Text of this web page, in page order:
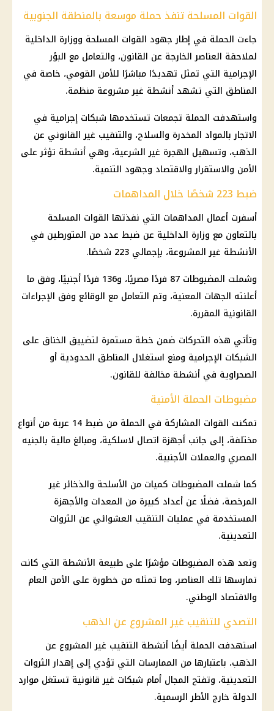
القوات المسلحة تنفذ حملة موسعة بالمنطقة الجنوبية
جاءت الحملة في إطار جهود القوات المسلحة ووزارة الداخلية
لملاحقة العناصر الخارجة عن القانون، والتعامل مع البؤر
الإجرامية التي تمثل تهديدًا مباشرًا للأمن القومي، خاصة في
المناطق التي تشهد أنشطة غير مشروعة منظمة.
واستهدفت الحملة تجمعات تستخدمها شبكات إجرامية في
الاتجار بالمواد المخدرة والسلاح، والتنقيب غير القانوني عن
الذهب، وتسهيل الهجرة غير الشرعية، وهي أنشطة تؤثر على
الأمن والاستقرار والاقتصاد وجهود التنمية.
ضبط 223 شخصًا خلال المداهمات
أسفرت أعمال المداهمات التي نفذتها القوات المسلحة
بالتعاون مع وزارة الداخلية عن ضبط عدد من المتورطين في
الأنشطة غير المشروعة، بإجمالي 223 شخصًا.
وشملت المضبوطات 87 فردًا مصريًا، و136 فردًا أجنبيًا، وفق ما
أعلنته الجهات المعنية، وتم التعامل مع الوقائع وفق الإجراءات
القانونية المقررة.
وتأتي هذه التحركات ضمن خطة مستمرة لتضييق الخناق على
الشبكات الإجرامية ومنع استغلال المناطق الحدودية أو
الصحراوية في أنشطة مخالفة للقانون.
مضبوطات الحملة الأمنية
تمكنت القوات المشاركة في الحملة من ضبط 14 عربة من أنواع
مختلفة، إلى جانب أجهزة اتصال لاسلكية، ومبالغ مالية بالجنيه
المصري والعملات الأجنبية.
كما شملت المضبوطات كميات من الأسلحة والذخائر غير
المرخصة، فضلًا عن أعداد كبيرة من المعدات والأجهزة
المستخدمة في عمليات التنقيب العشوائي عن الثروات
التعدينية.
وتعد هذه المضبوطات مؤشرًا على طبيعة الأنشطة التي كانت
تمارسها تلك العناصر، وما تمثله من خطورة على الأمن العام
والاقتصاد الوطني.
التصدي للتنقيب غير المشروع عن الذهب
استهدفت الحملة أيضًا أنشطة التنقيب غير المشروع عن
الذهب، باعتبارها من الممارسات التي تؤدي إلى إهدار الثروات
التعدينية، وتفتح المجال أمام شبكات غير قانونية تستغل موارد
الدولة خارج الأطر الرسمية.